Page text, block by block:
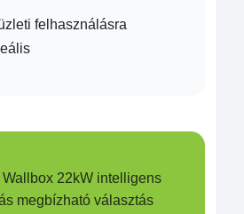
felhasználásra
22kW intelligens
megbízható választás